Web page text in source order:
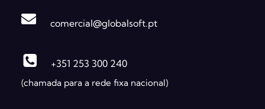
comercial@globalsoft.pt
+351 253 300 240
(chamada para a rede fixa nacional)